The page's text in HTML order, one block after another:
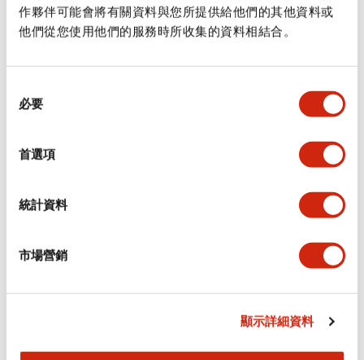
作夥伴可能會將有關資料與您所提供給他們的其他資料或
他們從您使用他們的服務時所收集的資料相結合。
必要
首選項
統計資料
市場營銷
顯示詳細資料
審美規範
環境規範
功能規格